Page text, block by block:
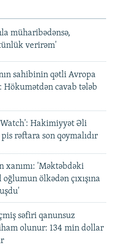
müharibədənsə,
verirəm'
sahibinin qətli Avropa
Hökumətdən cavab tələb
Hakimiyyət Əli
rəftara son qoymalıdır
xanımı: 'Məktəbdəki
ölkədən çıxışına
səfiri qanunsuz
olunur: 134 min dollar